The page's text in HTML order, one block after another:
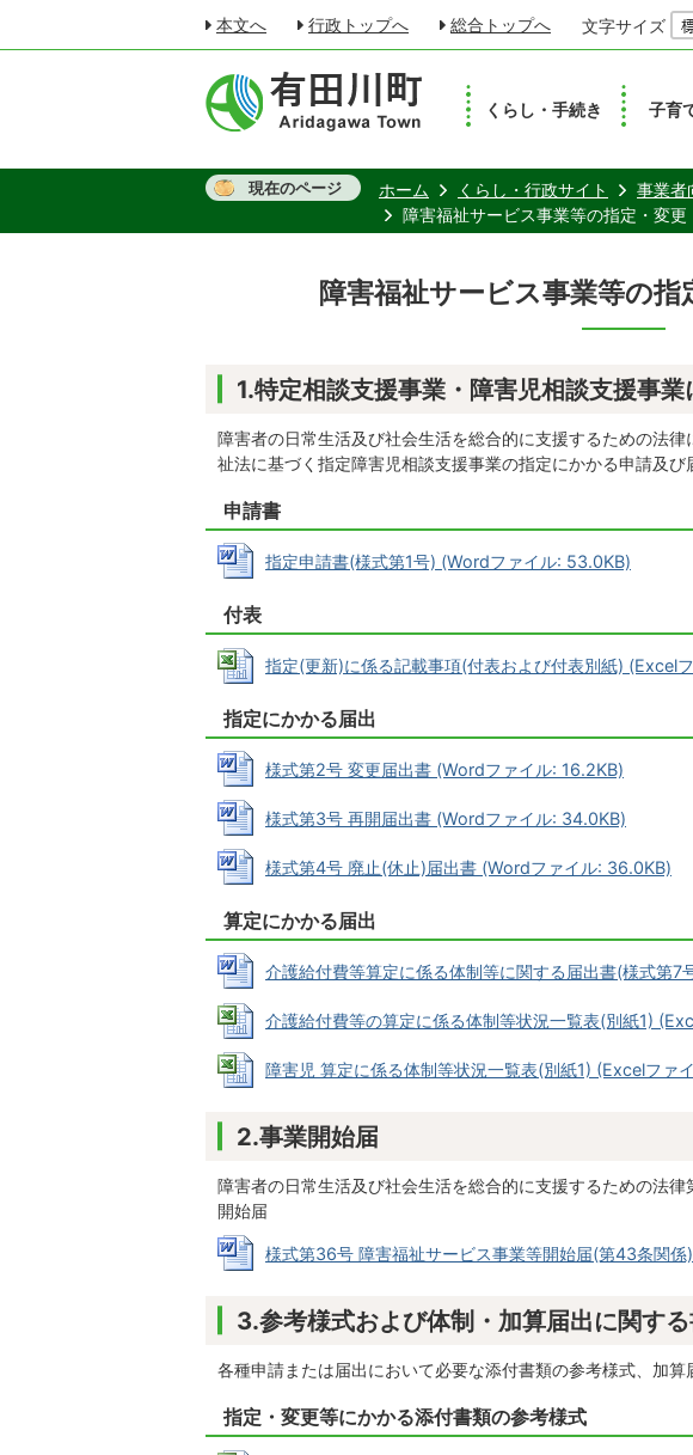
本文へ 行政トップへ 総合トップへ 文字サイズ
くらし・手続き 子育
現在のページ ホーム くらし・行政サイト 事業者
障害福祉サービス事業等の指定・変更
障害福祉サービス事業等の指
1.特定相談支援事業・障害児相談支援事
障害者の日常生活及び社会生活を総合的に支援するための法
祉法に基づく指定障害児相談支援事業の指定にかかる申請及び
申請書
指定申請書(様式第1号) (Wordファイル: 53.0KB)
付表
指定(更新)に係る記載事項(付表および付表別紙) (Excel
指定にかかる届出
様式第2号 変更届出書 (Wordファイル: 16.2KB)
様式第3号 再開届出書 (Wordファイル: 34.0KB)
様式第4号 廃止(休止)届出書 (Wordファイル: 36.0KB)
算定にかかる届出
介護給付費等算定に係る体制等に関する届出書(様式第
介護給付費等の算定に係る体制等状況一覧表(別紙1)
障害児 算定に係る体制等状況一覧表(別紙1) (Excelファ
2.事業開始届
障害者の日常生活及び社会生活を総合的に支援するための法
開始届
様式第36号 障害福祉サービス事業等開始届(第43条関
3.参考様式および体制・加算届出に関す
各種申請または届出において必要な添付書類の参考様式、加算
指定・変更等にかかる添付書類の参考様式